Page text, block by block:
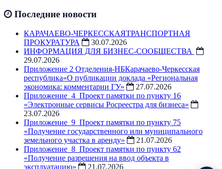
Последние новости
КАРАЧАЕВО-ЧЕРКЕССКАЯТРАНСПОРТНАЯ
ПРОКУРАТУРА
30.07.2026
ИНФОРМАЦИЯ ДЛЯ БИЗНЕС-СООБЩЕСТВА
29.07.2026
Приложение 2 Отделения-НБКарачаево-Черкесская
республика«О публикации доклада «Региональная
экономика: комментарии ГУ»
27.07.2026
Приложение_4_Проект памятки по пункту 16
«Электронные сервисы Росреестра для бизнеса»
23.07.2026
Приложение_9_Проект памятки по пункту 75
«Получение государственного или муниципального
земельного участка в аренду»
21.07.2026
Приложение_8_Проект памятки по пункту 62
«Получение разрешения на ввод объекта в
эксплуатацию»
21.07.2026